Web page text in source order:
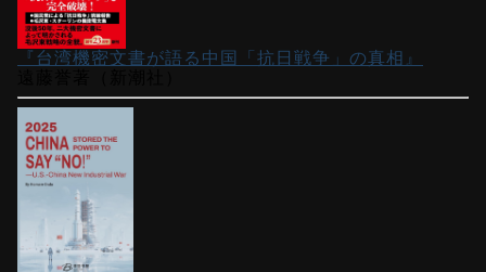
『台湾機密文書が語る中国「抗日戦争」の真相』